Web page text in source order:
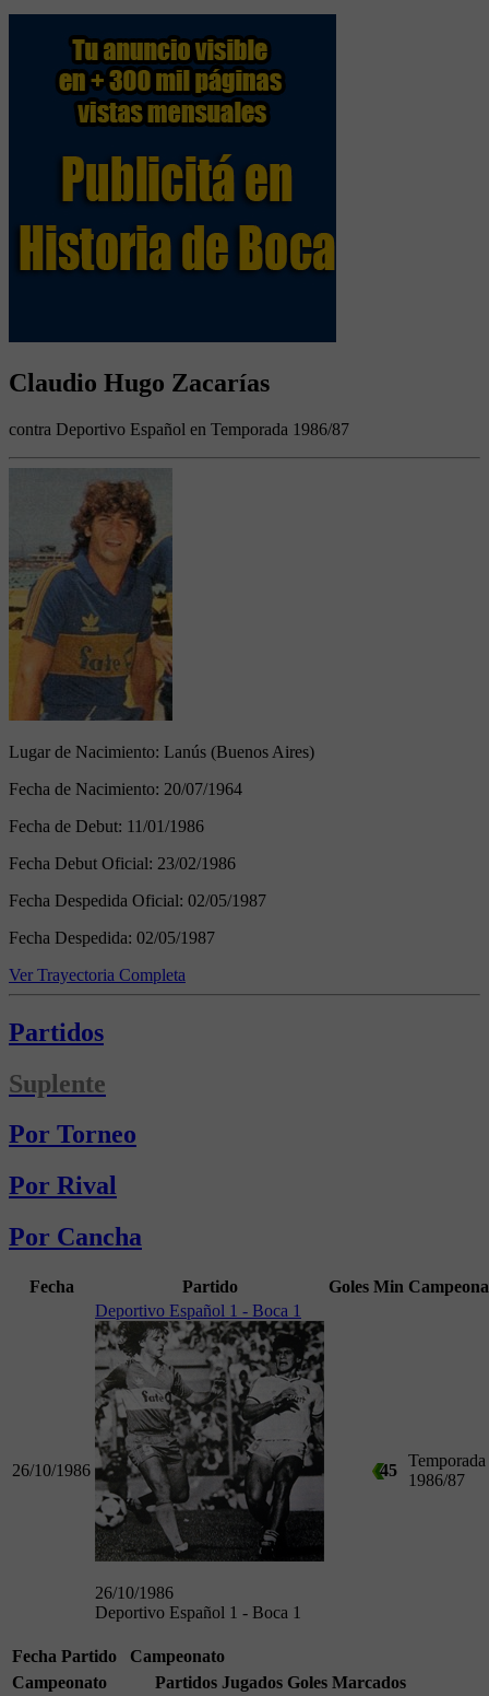
Claudio Hugo Zacarías
contra Deportivo Español en Temporada 1986/87
Lugar de Nacimiento: Lanús (Buenos Aires)
Fecha de Nacimiento: 20/07/1964
Fecha de Debut: 11/01/1986
Fecha Debut Oficial: 23/02/1986
Fecha Despedida Oficial: 02/05/1987
Fecha Despedida: 02/05/1987
Ver Trayectoria Completa
Partidos
Suplente
Por Torneo
Por Rival
Por Cancha
Fecha Partido Goles Min
26/10/1986
Deportivo Español 1 - Boca 1
26/10/1986
Deportivo Español 1 - Boca 1
45
Temporada
1986/87
Fecha Partido
Campeonato
Campeonato
Partidos Jugados Goles Marcados